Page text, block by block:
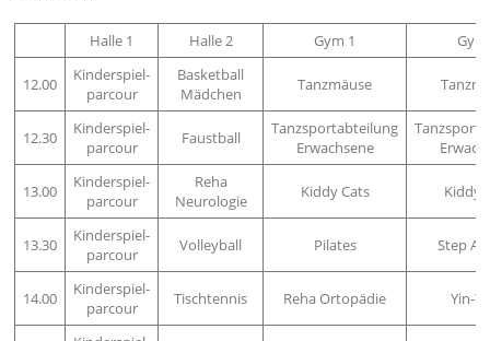
Halle 1 Halle 2 Gym 1
12.00
Kinderspiel-
parcour
Basketball
Mädchen
Tanzmäuse
12.30
Kinderspiel-
parcour
Faustball
Tanzsportabteilung
Erwachsene
13.00
Kinderspiel-
parcour
Reha
Neurologie
Kiddy Cats Kiddy
13.30
Kinderspiel-
parcour
Volleyball Pilates Step
14.00
Kinderspiel-
parcour
Tischtennis Reha Ortopädie Yin-